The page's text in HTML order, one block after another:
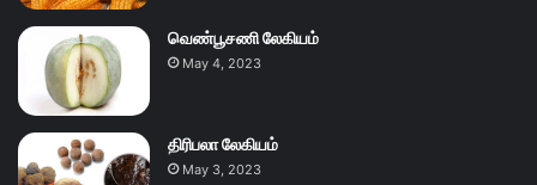
வெண்பூசணி லேகியம்
May 4, 2023
திரிபலா லேகியம்
May 3, 2023